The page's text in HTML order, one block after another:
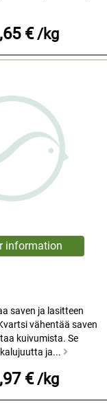
€ /kg
saven ja lasitteen
vähentää saven
kuivumista. Se
ja...
€ /kg